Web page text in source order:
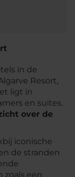
in de
Resort,
ligt in
en suites.
over de
iconische
de stranden
zoals een